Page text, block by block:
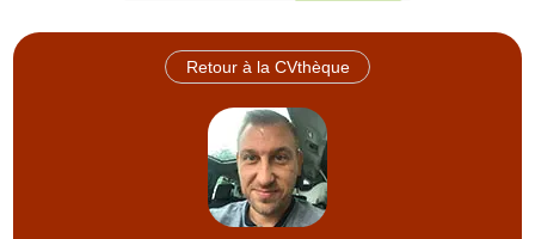
Retour à la CVthèque